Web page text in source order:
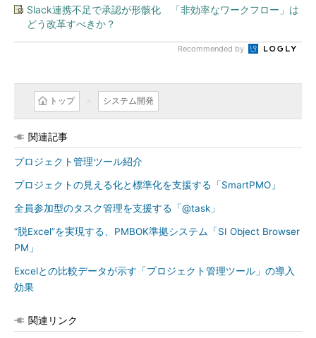
Slack連携不足で承認が形骸化 「非効率なワークフロー」は
どう改革すべきか？
Recommended by
トップ システム開発
関連記事
プロジェクト管理ツール紹介
プロジェクトの見える化と標準化を支援する「SmartPMO」
全員参加型のタスク管理を支援する「@task」
“脱Excel”を実現する、PMBOK準拠システム「SI Object Browser
PM」
Excelとの比較データが示す「プロジェクト管理ツール」の導入
効果
関連リンク